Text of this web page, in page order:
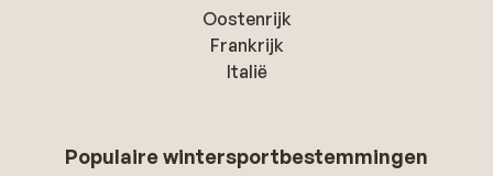
Oostenrijk
Frankrijk
Italië
Populaire wintersportbestemmingen